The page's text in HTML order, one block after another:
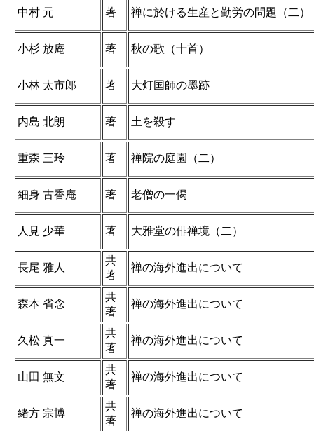
中村 元 著 禅に於ける生産と勤労の問題（二）
小杉 放庵 著 秋の歌（十首）
小林 太市郎 著 大灯国師の墨跡
内島 北朗 著 土を殺す
重森 三玲 著 禅院の庭園（二）
細身 古香庵 著 老僧の一偈
人見 少華 著 大雅堂の俳禅境（二）
長尾 雅人
共
著
禅の海外進出について
森本 省念
共
著
禅の海外進出について
久松 真一
共
著
禅の海外進出について
山田 無文
共
著
禅の海外進出について
緒方 宗博
共
著
禅の海外進出について